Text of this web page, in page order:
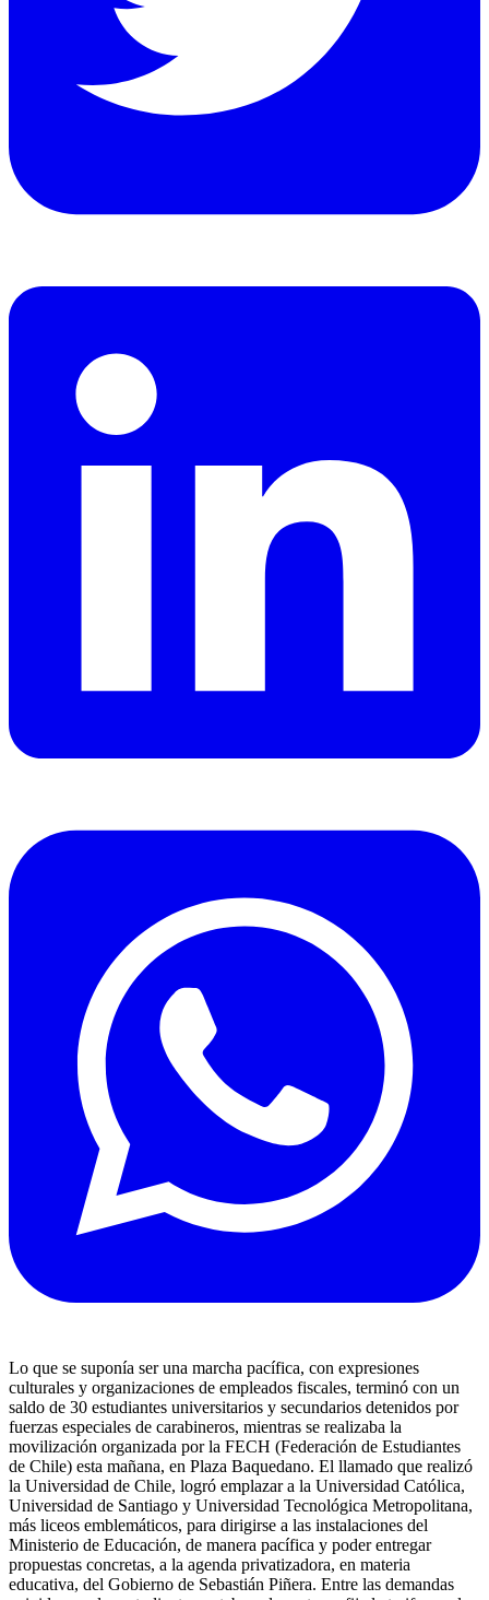
Lo que se suponía ser una marcha pacífica, con expresiones
culturales y organizaciones de empleados fiscales, terminó con un
saldo de 30 estudiantes universitarios y secundarios detenidos por
fuerzas especiales de carabineros, mientras se realizaba la
movilización organizada por la FECH (Federación de Estudiantes
de Chile) esta mañana, en Plaza Baquedano. El llamado que realizó
la Universidad de Chile, logró emplazar a la Universidad Católica,
Universidad de Santiago y Universidad Tecnológica Metropolitana,
más liceos emblemáticos, para dirigirse a las instalaciones del
Ministerio de Educación, de manera pacífica y poder entregar
propuestas concretas, a la agenda privatizadora, en materia
educativa, del Gobierno de Sebastián Piñera. Entre las demandas